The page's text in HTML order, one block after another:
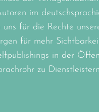
im
uns für die Rechte
für mehr
in der
zu